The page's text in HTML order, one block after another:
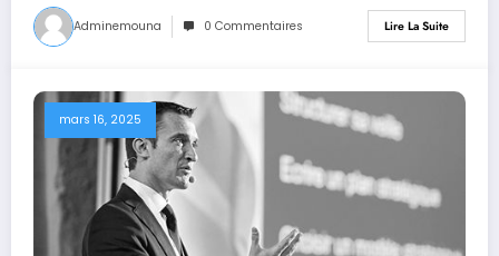
Adminemouna 0 Commentaires Lire La Suite
mars 16, 2025